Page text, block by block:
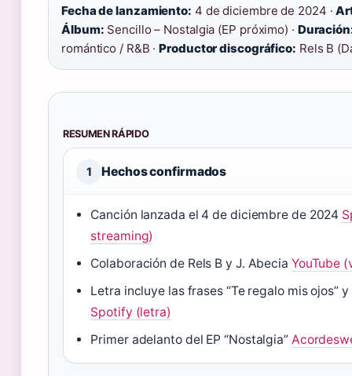
Fecha de lanzamiento: 4 de diciembre de 2024 ·
Álbum: Sencillo – Nostalgia (EP próximo) ·
romántico / R&B ·Productor discográfico: Rels B
RESUMEN RÁPIDO
1 Hechos confirmados
Canción lanzada el 4 de diciembre de 2024
streaming)
Colaboración de Rels B y J. Abecia YouTube
Letra incluye las frases “Te regalo mis ojos”
Spotify (letra)
Primer adelanto del EP “Nostalgia”